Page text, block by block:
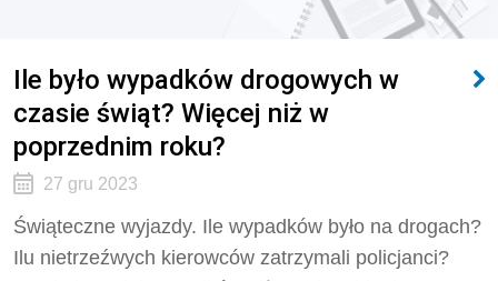
Ile było wypadków drogowych w
czasie świąt? Więcej niż w
poprzednim roku?
27 gru 2023
Świąteczne wyjazdy. Ile wypadków było na drogach?
Ilu nietrzeźwych kierowców zatrzymali policjanci?